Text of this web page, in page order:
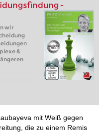
-
wir
&
mit Weiß gegen
die zu einem Remis